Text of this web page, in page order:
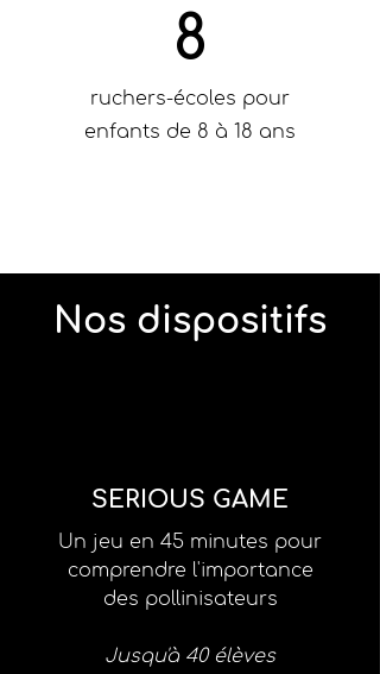
8
ruchers-écoles pour
enfants de 8 à 18 ans
Nos dispositifs
SERIOUS GAME
Un jeu en 45 minutes pour
comprendre l'importance
des pollinisateurs
Jusqu'à 40 élèves